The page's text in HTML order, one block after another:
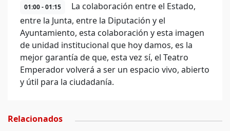
01:00 - 01:15
La colaboración entre el Estado,
entre la Junta, entre la Diputación y el
Ayuntamiento, esta colaboración y esta imagen
de unidad institucional que hoy damos, es la
mejor garantía de que, esta vez sí, el Teatro
Emperador volverá a ser un espacio vivo, abierto
y útil para la ciudadanía.
Relacionados